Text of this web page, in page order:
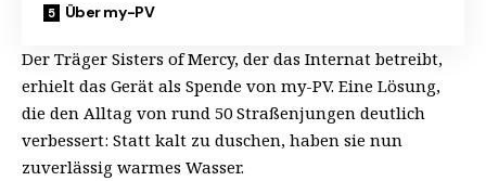
Über my-PV
Der Träger Sisters of Mercy, der das Internat betreibt,
erhielt das Gerät als Spende von my-PV. Eine Lösung,
die den Alltag von rund 50 Straßenjungen deutlich
verbessert: Statt kalt zu duschen, haben sie nun
zuverlässig warmes Wasser.